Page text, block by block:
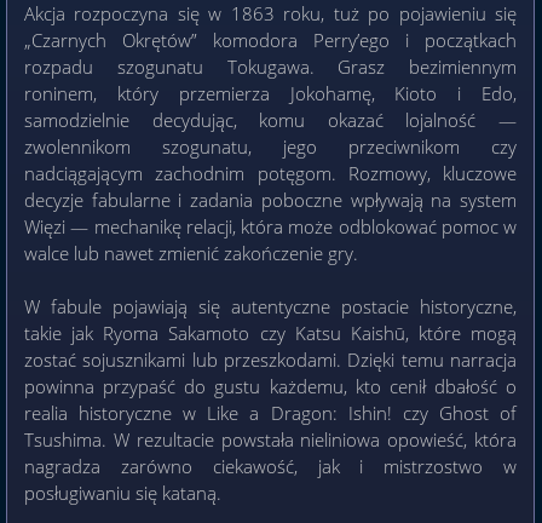
Akcja rozpoczyna się w 1863 roku, tuż po pojawieniu się
„Czarnych Okrętów” komodora Perry’ego i początkach
rozpadu szogunatu Tokugawa. Grasz bezimiennym
roninem, który przemierza Jokohamę, Kioto i Edo,
samodzielnie decydując, komu okazać lojalność —
zwolennikom szogunatu, jego przeciwnikom czy
nadciągającym zachodnim potęgom. Rozmowy, kluczowe
decyzje fabularne i zadania poboczne wpływają na system
Więzi — mechanikę relacji, która może odblokować pomoc w
walce lub nawet zmienić zakończenie gry.
W fabule pojawiają się autentyczne postacie historyczne,
takie jak Ryoma Sakamoto czy Katsu Kaishū, które mogą
zostać sojusznikami lub przeszkodami. Dzięki temu narracja
powinna przypaść do gustu każdemu, kto cenił dbałość o
realia historyczne w Like a Dragon: Ishin! czy Ghost of
Tsushima. W rezultacie powstała nieliniowa opowieść, która
nagradza zarówno ciekawość, jak i mistrzostwo w
posługiwaniu się kataną.